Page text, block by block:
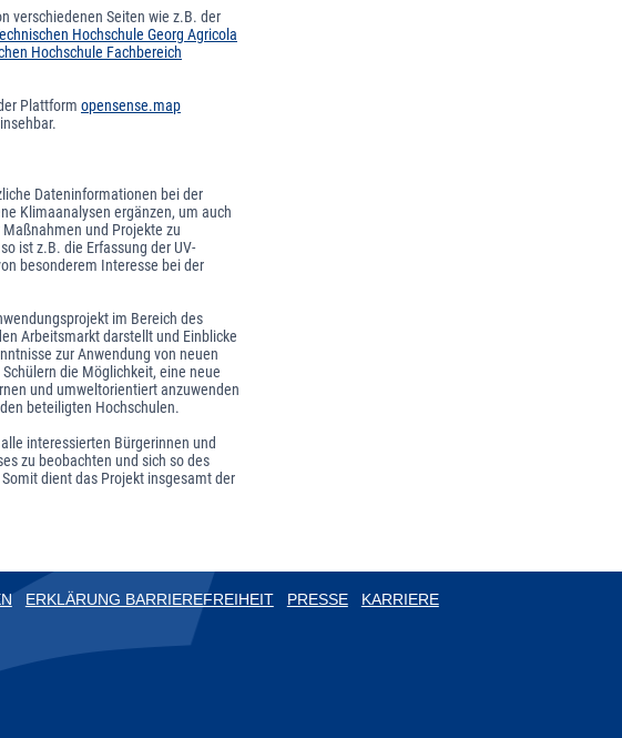
verschiedenen Seiten wie z.B. der
Hochschule Georg Agricola
Hochschule Fachbereich
Plattform opensense.map
Dateninformationen bei der
Klimaanalysen ergänzen, um auch
und Projekte zu
ist z.B. die Erfassung der UV-
besonderem Interesse bei der
im Bereich des
Arbeitsmarkt darstellt und Einblicke
zur Anwendung von neuen
die Möglichkeit, eine neue
und umweltorientiert anzuwenden
beteiligten Hochschulen.
interessierten Bürgerinnen und
zu beobachten und sich so des
dient das Projekt insgesamt der
ERKLÄRUNG BARRIEREFREIHEIT PRESSE
KARRIERE